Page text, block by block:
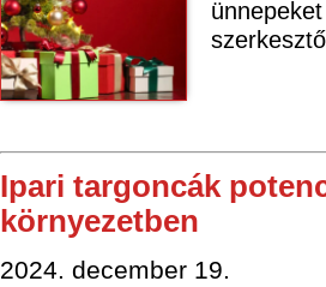
Ipari targoncák
környezetben
2024. december 19.